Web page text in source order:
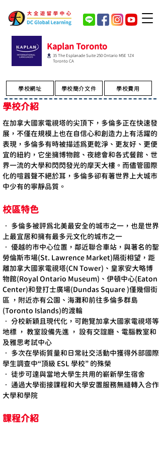
Kaplan Toronto
35 The Esplanade Suite 250 Ontario M5E 1Z4
Toronto CA
學校網址 學校簡介文件 學校費用
學校介紹
在加拿大國家電視塔的尖頂下，多倫多正在快速發
展，不僅在規模上也在自信心和創造力上有活躍的
表現，多倫多有時被描述為更乾淨、更友好、更便
宜的紐約，它坐擁博物館、夜總會和各式餐館、世
界一流的大學和閃閃發光的摩天大樓。而儘管國際
化的喧囂聲不絕於耳，多倫多卻有著世界上大城市
中少有的寧靜品質。
校區特色
• 多倫多被評為北美最安全的城市之一，也是世界
上最宜居和擁有最多元文化的城市之一
• 優越的市中心位置，鄰近聯合車站，與著名的聖
勞倫斯市場(St. Lawrence Market)隔街相望，距
離加拿大國家電視塔(CN Tower)、皇家安大略博
物館(Royal Ontario Museum)、伊頓中心(Eaton
Center)和登打士廣場(Dundas Square )僅幾個街
區 ，附近亦有公園、海灘和前往多倫多群島
(Toronto Islands)的渡輪
• 分校新穎且現代化，可飽覽加拿大國家電視塔等
地標 ， 教室設備先進 ， 設有交誼廳、電腦教室和
及雅思考試中心
• 多次在學術質量和日常社交活動中獲得外部國際
學生調查中“頂級 ESL 學校” 的殊榮
• 徒步可達與當地大學生共用的嶄新學生宿舍
• 通過大學銜接課程和大學安置服務無縫轉入合作
大學和學院
課程介紹